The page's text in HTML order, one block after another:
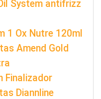
System antifrizz
1 Ox Nutre 120ml
Amend Gold
Finalizador
Diannline